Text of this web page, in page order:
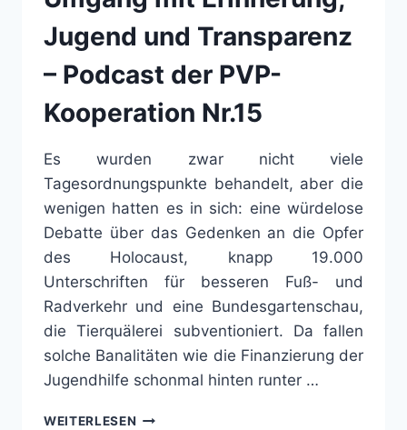
Jugend und Transparenz
– Podcast der PVP-
Kooperation Nr.15
Es wurden zwar nicht viele
Tagesordnungspunkte behandelt, aber die
wenigen hatten es in sich: eine würdelose
Debatte über das Gedenken an die Opfer
des Holocaust, knapp 19.000
Unterschriften für besseren Fuß- und
Radverkehr und eine Bundesgartenschau,
die Tierquälerei subventioniert. Da fallen
solche Banalitäten wie die Finanzierung der
Jugendhilfe schonmal hinten runter …
WEITERLESEN DUNKLE